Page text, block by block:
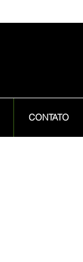
CONTATO